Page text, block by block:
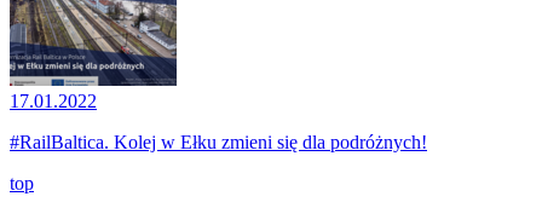
17.01.2022
#RailBaltica. Kolej w Ełku zmieni się dla podróżnych!
top